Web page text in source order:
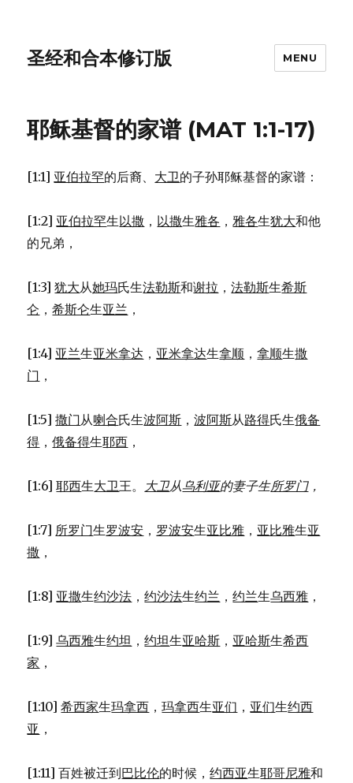
圣经和合本修订版 MENU
耶稣基督的家谱 (MAT 1:1-17)
[1:1] 亚伯拉罕的后裔、 大卫的子孙耶稣基督的家谱：
[1:2] 亚伯拉罕生以撒 ， 以撒生雅各 ，雅各生犹大和他
的兄弟，
[1:3]犹大从她玛氏生法勒斯和谢拉 ，法勒斯生希斯
仑 ，希斯仑生亚兰 ，
[1:4] 亚兰生亚米拿达 ， 亚米拿达生拿顺 ，拿顺生撒
门 ，
[1:5]撒门从喇合氏生波阿斯 ，波阿斯从路得氏生俄备
得 ，俄备得生耶西 ，
[1:6]耶西生大卫王。 大卫从乌利亚的妻子生所罗门，
[1:7] 所罗门生罗波安 ， 罗波安生亚比雅 ， 亚比雅生亚
撒 ，
[1:8] 亚撒生约沙法 ，约沙法生约兰 ，约兰生乌西雅 ，
[1:9]乌西雅生约坦 ，约坦生亚哈斯 ， 亚哈斯生希西
家 ，
[1:10]希西家生玛拿西 ，玛拿西生亚们 ， 亚们生约西
亚 ，
[1:11] 百姓被迁到巴比伦的时候，约西亚生耶哥尼雅和